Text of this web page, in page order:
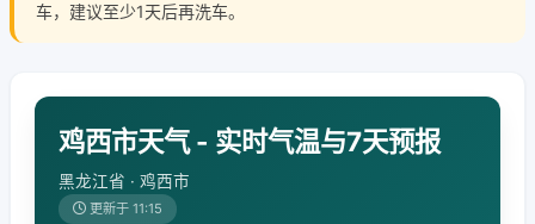
车，建议至少1天后再洗车。
鸡西市天气 - 实时气温与7天预报
黑龙江省 · 鸡西市
更新于 11:15